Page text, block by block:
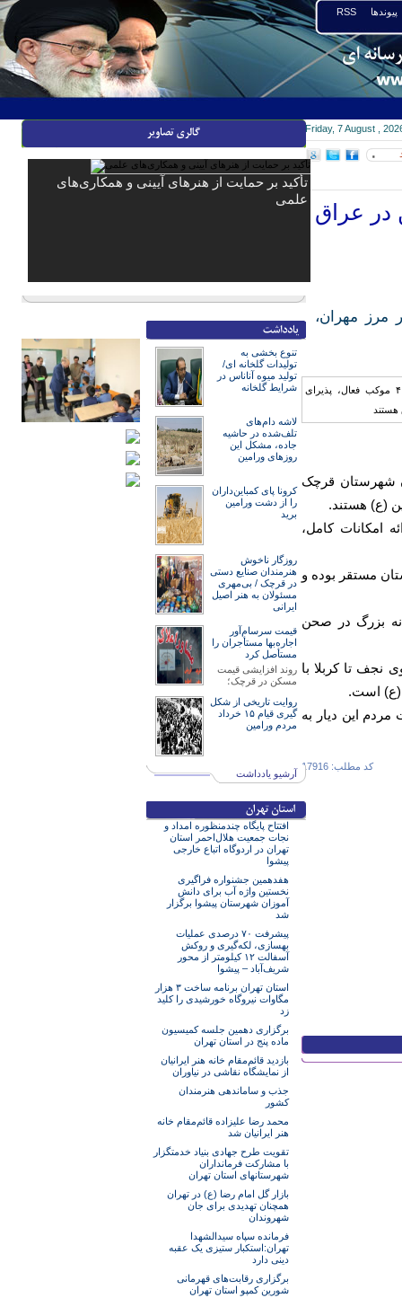
RSS پیوندها
Friday, 7 August ,
۰
در عراق
مرز مهران،
شهرستان قرچک
(ع) هستند.
امکانات کامل،
مستقر بوده و
بزرگ در صحن
(س) نیز در عمود ۱۰۳۳ مسیر پیاده‌روی نجف تا کربلا با
(ع) است.
این دیار به
کد مطلب: 17916
تأکید بر حمایت از هنرهای آیینی و همکاری‌های
علمی
تنوع بخشی به
تولیدات گلخانه ای/
تولید میوه آناناس در
شرایط گلخانه
لاشه دام‌های
تلف‌شده در حاشیه
جاده، مشکل این
روزهای ورامین
کرونا پای کمباین‌داران
را از دشت ورامین
برید
روزگار ناخوش
هنرمند‌‌‌ان صنایع دستی
در قرچک / ‌بی‌مهری
مسئولان‌ به هنر اصیل
ایرانی
قیمت سرسام‌آور
اجاره‌بها مستأجران را
مستأصل کرد
روند افزایشی قیمت
مسکن در قرچک؛
روایت تاریخی از شکل
گیری قیام ۱۵ خرداد
مردم ورامین
آرشیو یادداشت
افتتاح پایگاه چندمنظوره امداد و
نجات جمعیت هلال‌احمر استان
تهران در اردوگاه اتباع خارجی
پیشوا
هفدهمین جشنواره فراگیری
نخستین واژه آب برای دانش
آموزان شهرستان پیشوا برگزار
شد
پیشرفت ۷۰ درصدی عملیات
بهسازی، لکه‌گیری و روکش
آسفالت ۱۲ کیلومتر از محور
شریف‌آباد – پیشوا
استان تهران برنامه ساخت ۳ هزار
مگاوات نیروگاه خورشیدی را کلید
زد
برگزاری دهمین جلسه کمیسیون
ماده پنج در استان تهران
بازدید قائم‌مقام خانه هنر ایرانیان
از نمایشگاه نقاشی در نیاوران
جذب و ساماندهی هنرمندان
کشور
محمد رضا علیزاده قائم‌مقام خانه
هنر ایرانیان شد
تقویت طرح جهادی بنیاد خدمتگزار
با مشارکت فرمانداران
شهرستانهای استان تهران
بازار گل امام رضا (ع) در تهران
همچنان تهدیدی برای جان
شهروندان
فرمانده سپاه سیدالشهدا
تهران:استکبار ستیزی یک عقبه
دینی دارد
برگزاری رقابت‌های قهرمانی
شورین کمپو استان تهران